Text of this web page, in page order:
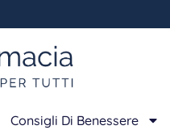
Consigli Di Benessere